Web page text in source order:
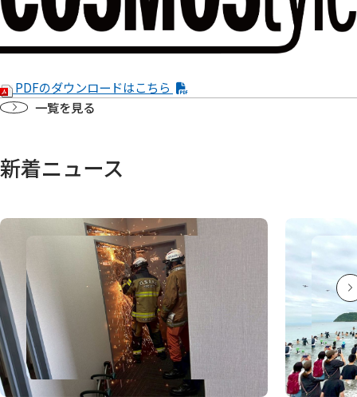
PDFのダウンロードはこちら
一覧を見る
新着ニュース